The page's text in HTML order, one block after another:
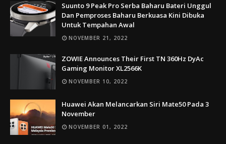
Suunto 9 Peak Pro Serba Baharu Bateri Unggul
Dan Pemproses Baharu Berkuasa Kini Dibuka
Untuk Tempahan Awal
NOVEMBER 21, 2022
ZOWIE Announces Their First TN 360Hz DyAc
Gaming Monitor XL2566K
NOVEMBER 10, 2022
Huawei Akan Melancarkan Siri Mate50 Pada 3
November
NOVEMBER 01, 2022